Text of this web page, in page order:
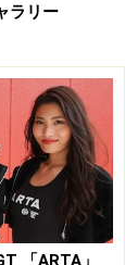
務所に帰属
利を問わず
載画像につ
ラリー
「ARTA」